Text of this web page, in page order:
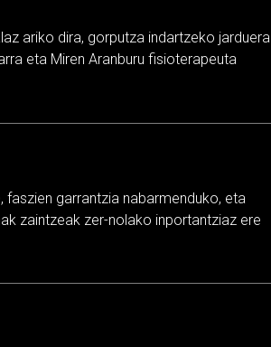
ariko dira, gorputza indartzeko jarduera
eta Miren Aranburu fisioterapeuta
garrantzia nabarmenduko, eta
zaintzeak zer-nolako inportantziaz ere